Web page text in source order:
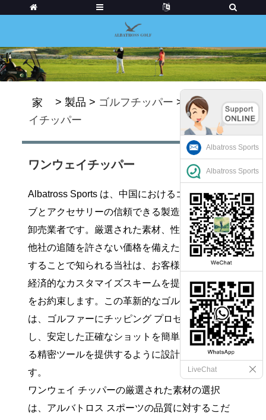
家 > 製品 > ゴルフチッパー >ワンウェ
イチッパー
ワンウェイチッパー
Albatross Sports は、中国におけるゴルフ クラ
ブとアクセサリーの信頼できる製造業者および
卸売業者です。厳選された素材、性能、そして
他社の追随を許さない価格を備えた製品を提供
することで知られる当社は、お客様に合わせた
経済的なカスタマイズスキームを提供すること
をお約束します。この革新的なゴルフ クラブ
は、ゴルファーにチッピング プロセスを簡素化
し、安定した正確なショットを簡単に実行でき
る精密ツールを提供するように設計されていま
す。
ワンウェイ チッパーの厳選された素材の選択
は、アルバトロス スポーツの品質に対するこだ
Albatross Sports
Albatross Sports
LiveChat